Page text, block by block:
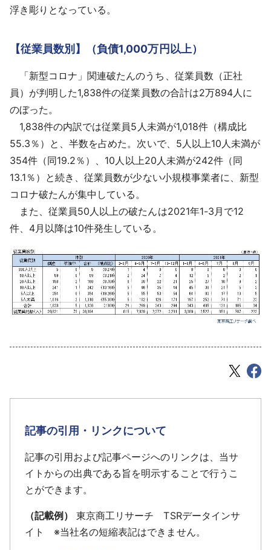
浮き彫りとなっている。
【従業員数別】（負債1,000万円以上）
「新型コロナ」関連破たんのうち、従業員数（正社
員）が判明した1,838件の従業員数の合計は2万894人に
のぼった。
1,838件の内訳では従業員5人未満が1,018件（構成比
55.3％）と、半数を占めた。次いで、5人以上10人未満が
354件（同19.2％）、10人以上20人未満が242件（同
13.1％）と続き、従業員数が少ない小規模事業者に、新型
コロナ破たんが集中している。
また、従業員50人以上の破たんは2021年1-3月で12
件、4月以降は10件発生している。
記事の引用・リンクについて
記事の引用および記事ページへのリンクは、当サ
イトからの出典である旨を明示することで行うこ
とができます。
（記載例）
東京商工リサーチ TSRデータインサ
イト ※当社名の短縮表記はできません。